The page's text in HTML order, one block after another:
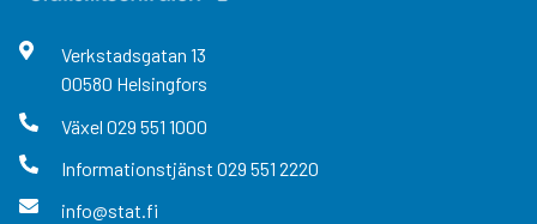
Verkstadsgatan 13
00580 Helsingfors
Växel 029 551 1000
Informationstjänst 029 551 2220
info@stat.fi